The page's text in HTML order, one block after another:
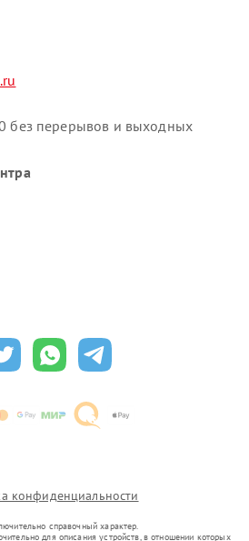
без перерывов и выходных
конфиденциальности
справочный характер.
для описания устройств, в отношении которых